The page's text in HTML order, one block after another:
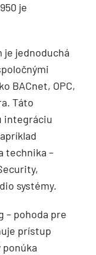
je
je jednoduchá
BACnet, OPC,
Táto
integráciu
technika –
systémy.
– pohoda pre
prístup